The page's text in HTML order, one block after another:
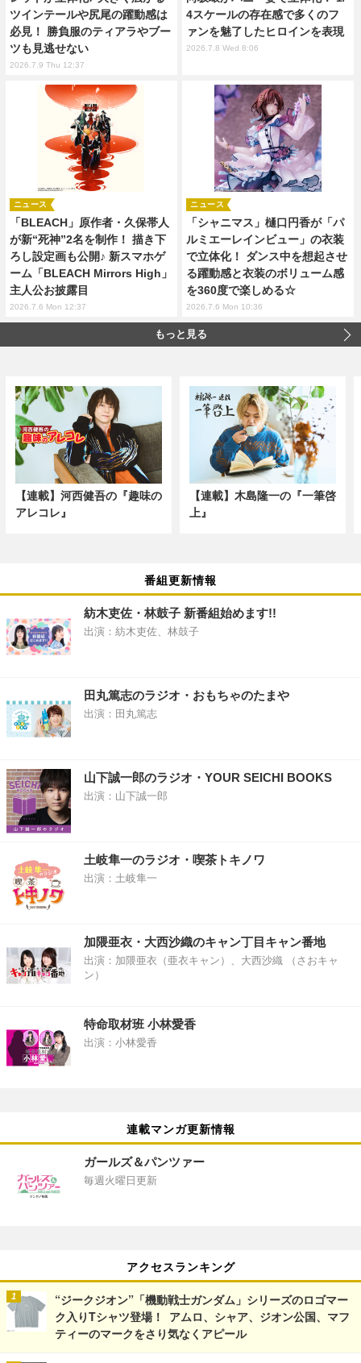
ツインテールや尻尾の躍動感は
必見！ 勝負服のティアラやブー
ツも見逃せない
2026.7.9 Thu 12:37
4スケールの存在感で多くのフ
ァンを魅了したヒロインを表現
2026.7.8 Wed 8:06
「BLEACH」原作者・久保帯人
が新“死神”2名を制作！ 描き下
ろし設定画も公開♪ 新スマホゲ
ーム「BLEACH Mirrors High」
主人公お披露目
ニュース
2026.7.6 Mon 12:37
「シャニマス」樋口円香が「パ
ルミエーレインビュー」の衣装
で立体化！ ダンス中を想起させ
る躍動感と衣装のボリューム感
を360度で楽しめる☆
ニュース
2026.7.6 Mon 10:36
もっと見る
【連載】河西健吾の『趣味の
アレコレ』
【連載】木島隆一の『一筆啓
上』
番組更新情報
紡木吏佐・林鼓子 新番組始めます!!
出演：紡木吏佐、林鼓子
田丸篤志のラジオ・おもちゃのたまや
出演：田丸篤志
山下誠一郎のラジオ・YOUR SEICHI BOOKS
出演：山下誠一郎
土岐隼一のラジオ・喫茶トキノワ
出演：土岐隼一
加隈亜衣・大西沙織のキャン丁目キャン番地
出演：加隈亜衣（亜衣キャン）、大西沙織 （さおキャ
ン）
特命取材班 小林愛香
出演：小林愛香
連載マンガ更新情報
ガールズ＆パンツァー
毎週火曜日更新
アクセスランキング
“ジークジオン”「機動戦士ガンダム」シリーズのロゴマー
ク入りTシャツ登場！ アムロ、シャア、ジオン公国、マフ
ティーのマークをさり気なくアピール